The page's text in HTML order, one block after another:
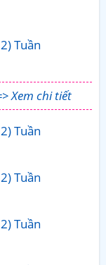
Tuần
Xem chi tiết
Tuần
Tuần
Tuần